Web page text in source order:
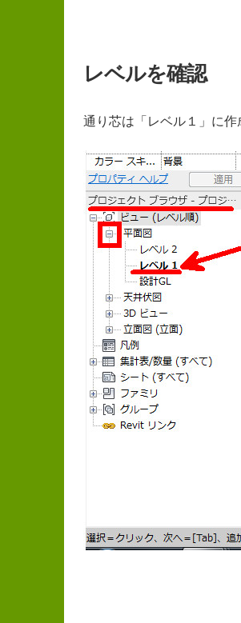
レベルを確認
通り芯は「レベル１」に作